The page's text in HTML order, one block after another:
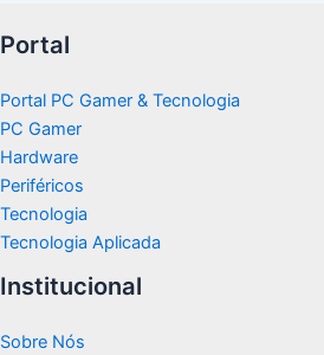
Portal
Portal PC Gamer & Tecnologia
PC Gamer
Hardware
Periféricos
Tecnologia
Tecnologia Aplicada
Institucional
Sobre Nós